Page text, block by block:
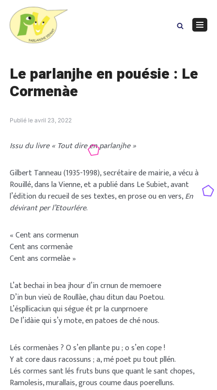
content
Le parlanjhe en pouésie : Le
Cormenàe
Publié le avril 23, 2022
Issu du livre « Tout dire en parlanjhe »
Gilbert Tanneau (1935-1998), secrétaire de mairie, a vécu à
Rouillé, dans la Vienne, et a publié dans Le Subiet, avant
l’édition du recueil de ses textes, en prose ou en vers,En
dévirant per l’Etourlére.
« Cent ans cormenun
Cent ans cormenàe
Cent ans cormelàe »
L’at bechai in bea jhour d’in crnun de memoere
D’in bun vieù de Roullàe, çhau ditun dau Poetou.
L’éspllicaciun qui ségue ét pr la cunprnoere
De l’idàie qui s’y mote, en patoes de ché nous.
Lés cormenàes ? O s’en pllante pu ; o s’en cope !
Y at core daus racossuns ; a, mé poet pu tout pllén.
Lés cormes sant lés fruts buns que quant le sant chopes,
Ramolesis, murallais, grous coume daus poerelluns.